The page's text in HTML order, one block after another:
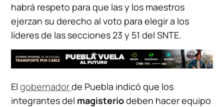
habrá respeto para que las y los maestros
ejerzan su derecho al voto para elegir a los
líderes de las secciones 23 y 51 del SNTE.
Elgobernadorde Puebla indicó que los
integrantes del magisteriodeben hacer equipo